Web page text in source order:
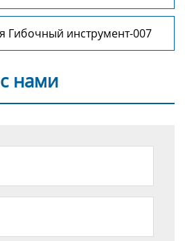
Гибочный инструмент-007
нами